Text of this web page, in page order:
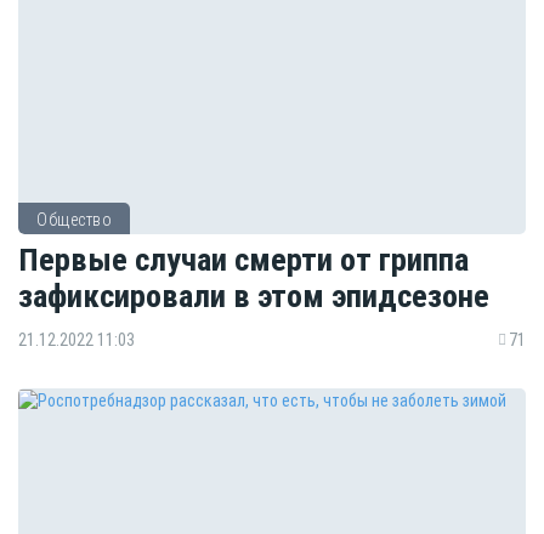
Общество
Первые случаи смерти от гриппа
зафиксировали в этом эпидсезоне
21.12.2022 11:03 71